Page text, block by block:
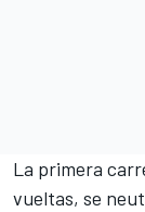
La primera
vueltas, se